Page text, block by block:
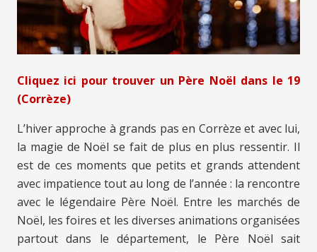
Cliquez ici pour trouver un Père Noël dans le 19
(Corrèze)
L’hiver approche à grands pas en Corrèze et avec lui,
la magie de Noël se fait de plus en plus ressentir. Il
est de ces moments que petits et grands attendent
avec impatience tout au long de l’année : la rencontre
avec le légendaire Père Noël. Entre les marchés de
Noël, les foires et les diverses animations organisées
partout dans le département, le Père Noël sait